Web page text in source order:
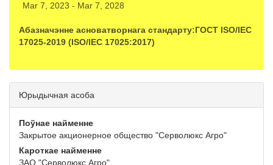
Mar 7, 2023 - Mar 7, 2028
Абазначэнне асноватворнага стандарту:ГОСТ ISO/IEC
17025-2019 (ISO/IEC 17025:2017)
Юрыдычная асоба
Поўнае найменне
Закрытое акционерное общество "Серволюкс Агро"
Кароткае найменне
ЗАО "Серволюкс Агро"